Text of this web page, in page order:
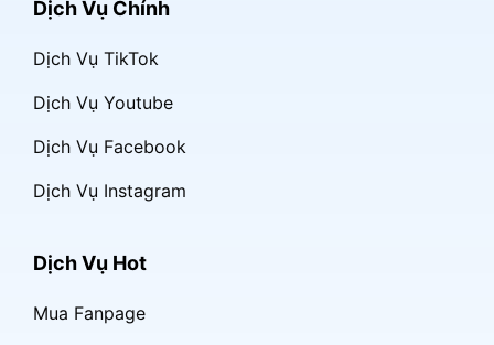
Dịch Vụ Chính
Dịch Vụ TikTok
Dịch Vụ Youtube
Dịch Vụ Facebook
Dịch Vụ Instagram
Dịch Vụ Hot
Mua Fanpage